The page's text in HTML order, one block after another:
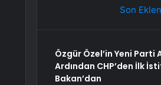
Son
Özgür Özel’in Yeni Parti
Ardından CHP’den İlk
Bakan’dan